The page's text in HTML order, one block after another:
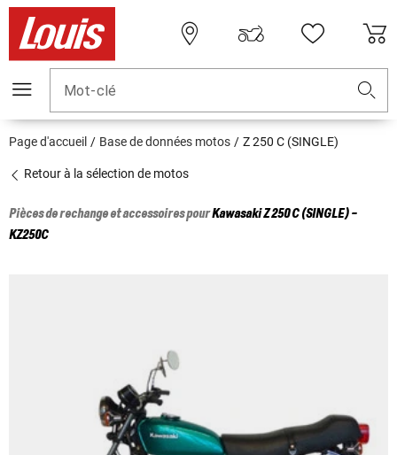
Mot-clé
Page d'accueil Base de données motos Z 250 C (SINGLE)
Retour à la sélection de motos
Pièces de rechange et accessoires pourKawasakiZ 250 C (SINGLE) -
KZ250C